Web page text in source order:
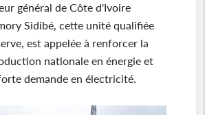
général de Côte d'Ivoire
Sidibé, cette unité qualifiée
est appelée à renforcer la
nationale en énergie et
demande en électricité.